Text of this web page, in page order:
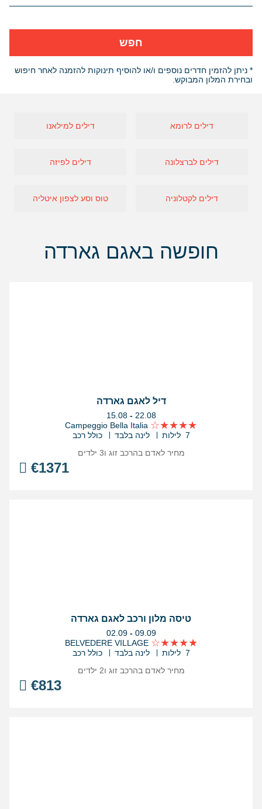
חפש
* ניתן להזמין חדרים נוספים ו/או להוסיף תינוקות להזמנה לאחר חיפוש
ובחירת המלון המבוקש.
דילים לרומא דילים למילאנו
דילים לברצלונה דילים לפיזה
דילים לקטלוניה טוס וסע לצפון איטליה
חופשה באגם גארדה
דיל לאגם גארדה
בין
התאריכים,
15.08 - 22.08
Campeggio Bella Italia
7 לילות
לינה בלבד כולל רכב
€1371
מחיר לאדם בהרכבזוג ו3 ילדים
טיסה מלון ורכב לאגם גארדה
בין
התאריכים,
02.09 - 09.09
BELVEDERE VILLAGE
7 לילות
לינה בלבד כולל רכב
€813
מחיר לאדם בהרכבזוג ו2 ילדים